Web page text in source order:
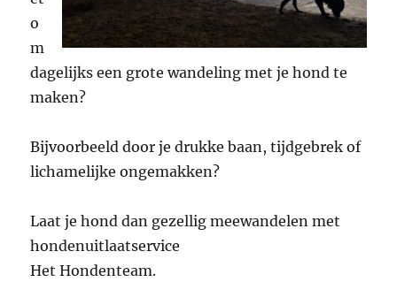
o
m
dagelijks een grote wandeling met je hond te
maken?
Bijvoorbeeld door je drukke baan, tijdgebrek of
lichamelijke ongemakken?
Laat je hond dan gezellig meewandelen met
hondenuitlaatservice
Het Hondenteam.